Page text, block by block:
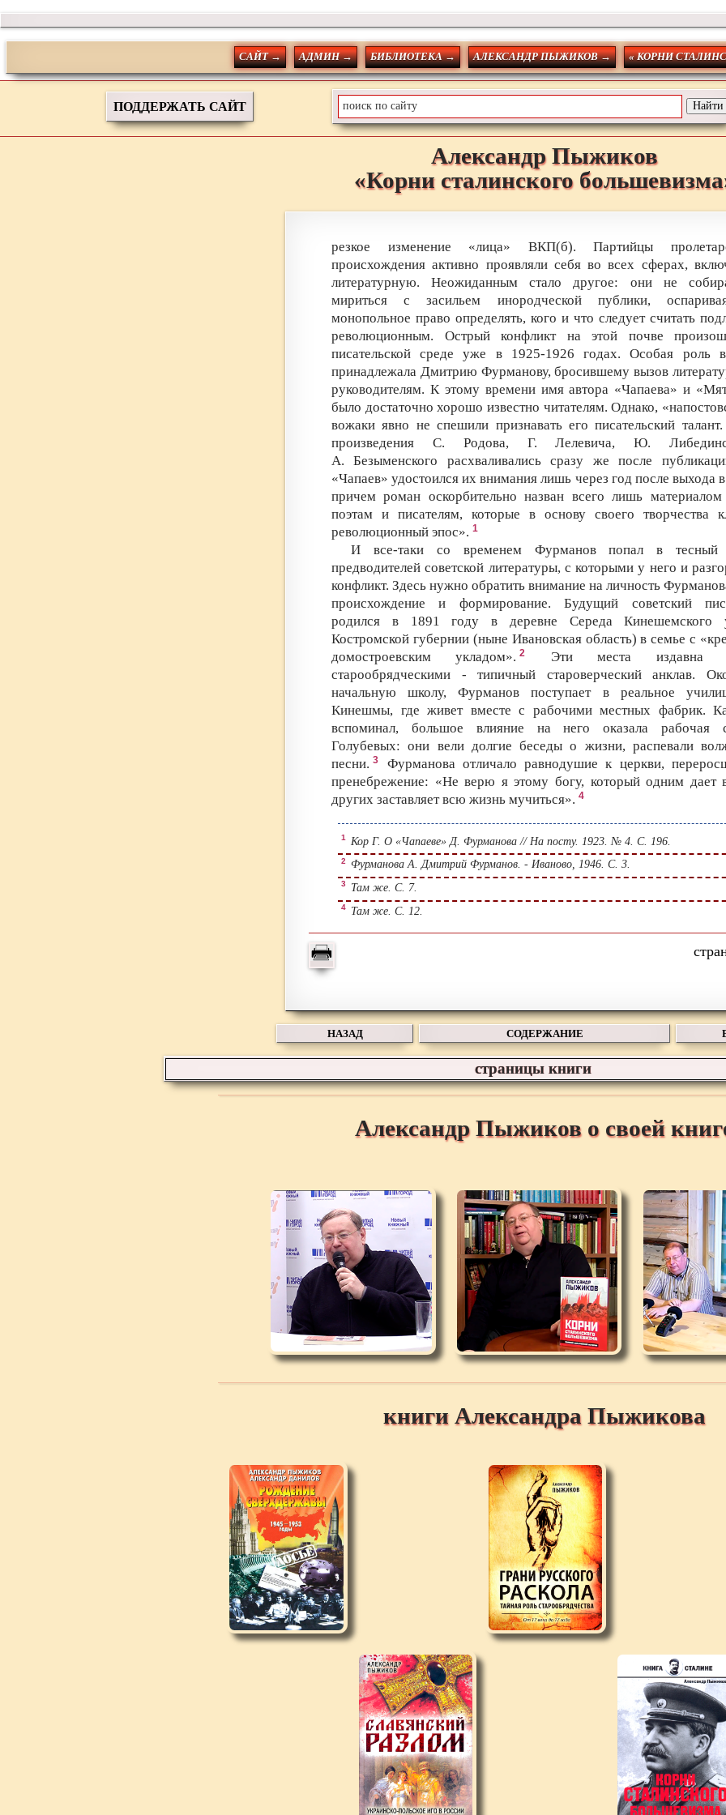
САЙТ → АДМИН → БИБЛИОТЕКА → АЛЕКСАНДР ПЫЖИКОВ → « КОРНИ
ПОДДЕРЖАТЬ САЙТ
Александр Пыжиков
«Корни сталинского
резкое изменение «лица» ВКП(б). Партийцы
происхождения активно проявляли себя во всех сферах,
литературную. Неожиданным стало другое: они не
мириться с засильем инородческой публики,
монопольное право определять, кого и что следует считать
революционным. Острый конфликт на этой почве
писательской среде уже в 1925-1926 годах. Особая роль
принадлежала Дмитрию Фурманову, бросившему вызов
руководителям. К этому времени имя автора «Чапаева» и
было достаточно хорошо известно читателям. Однако,
вожаки явно не спешили признавать его писательский
произведения С. Родова, Г. Лелевича, Ю.
А. Безыменского расхваливались сразу же после
«Чапаев» удостоился их внимания лишь через год после выхода
причем роман оскорбительно назван всего лишь
поэтам и писателям, которые в основу своего творчества
революционный эпос». 1
И все-таки со временем Фурманов попал в тесный
предводителей советской литературы, с которыми у него и
конфликт. Здесь нужно обратить внимание на личность
происхождение и формирование. Будущий советский
родился в 1891 году в деревне Середа Кинешемского
Костромской губернии (ныне Ивановская область) в семье с
домостроевским укладом». 2
Эти места издавна
старообрядческими - типичный староверческий анклав.
начальную школу, Фурманов поступает в реальное
Кинешмы, где живет вместе с рабочими местных фабрик.
вспоминал, большое влияние на него оказала рабочая
Голубевых: они вели долгие беседы о жизни, распевали
песни. 3
Фурманова отличало равнодушие к церкви,
пренебрежение: «Не верю я этому богу, который одним дает
других заставляет всю жизнь мучиться». 4
1 Кор Г. О «Чапаеве» Д. Фурманова // На посту. 1923. № 4. С. 196.
2 Фурманова А. Дмитрий Фурманов. - Иваново, 1946. С. 3.
3 Там же. С. 7.
4 Там же. С. 12.
НАЗАД СОДЕРЖАНИЕ
страницы книги
Александр Пыжиков о своей
книги Александра Пыжикова